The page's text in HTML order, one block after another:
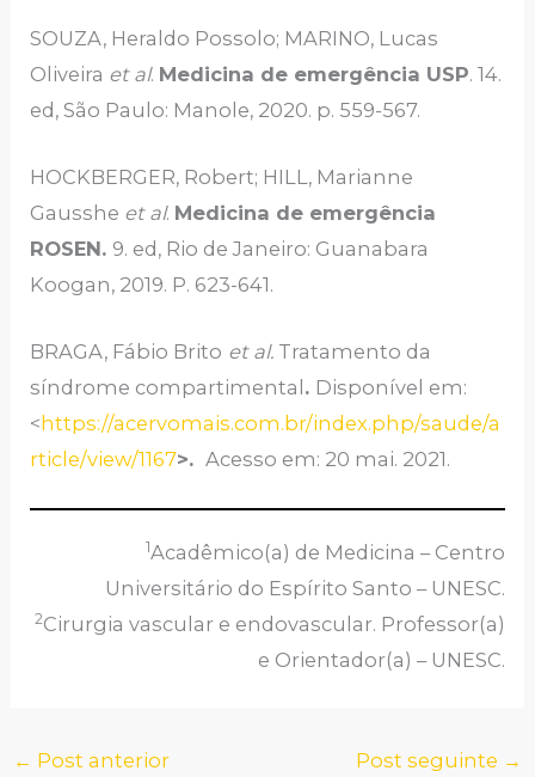
SOUZA, Heraldo Possolo; MARINO, Lucas
Oliveira et al. Medicina de emergência USP. 14.
ed, São Paulo: Manole, 2020. p. 559-567.
HOCKBERGER, Robert; HILL, Marianne
Gausshe et al. Medicina de emergência
ROSEN. 9. ed, Rio de Janeiro: Guanabara
Koogan, 2019. P. 623-641.
BRAGA, Fábio Brito et al. Tratamento da
síndrome compartimental . Disponível em:
< https://acervomais.com.br/index.php/saude/a
rticle/view/1167>.Acesso em: 20 mai. 2021.
1Acadêmico(a) de Medicina – Centro
Universitário do Espírito Santo – UNESC.
2Cirurgia vascular e endovascular. Professor(a)
e Orientador(a) – UNESC.
← Post anterior Post seguinte →